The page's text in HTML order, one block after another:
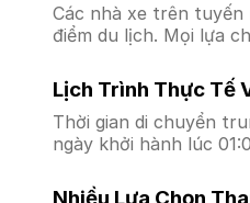
Các nhà xe trên tuyến
điểm du lịch. Mọi lựa
Lịch Trình Thực Tế
Thời gian di chuyển
ngày khởi hành lúc